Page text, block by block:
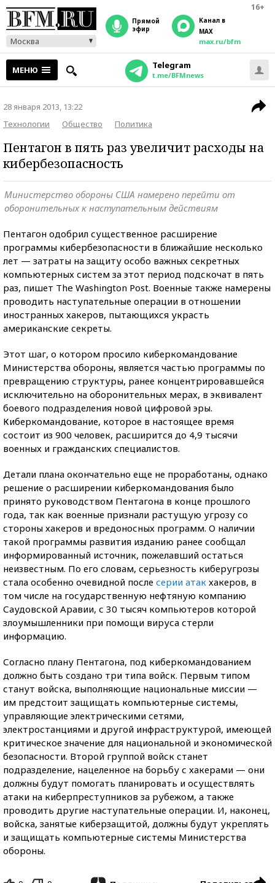
16+
Москва
прямой
эфир
Канал в
MAX
max.ru/bfm
МЕНЮ Telegram
t.me/BFMnews
28 января 2013, 13:22
Технологии
Общество Политика
Пентагон в пять раз увеличит расходы на
кибербезопасность
Министерство обороны США намерено перейти от
оборонительных к наступательным действиям
Пентагон одобрил существенное расширение
программы кибербезопасности в ближайшие несколько
лет — затраты на защиту особо важных секретных
компьютерных систем за этот период подскочат в пять
раз, пишет The Washington Post. Военные также намерены
проводить наступательные операции в отношении
иностранных хакеров, пытающихся украсть
американские секреты.
Этот шаг, о котором просило киберкомандование
Министерства обороны, является частью программы по
превращению структуры, ранее концентрировавшейся
исключительно на оборонительных мерах, в эквивалент
боевого подразделения новой цифровой эры.
Киберкомандование, которое в настоящее время
состоит из 900 человек, расширится до 4,9 тысячи
военных и гражданских специалистов.
Детали плана окончательно еще не проработаны, однако
решение о расширении киберкомандования было
принято руководством Пентагона в конце прошлого
года, так как военные признали растущую угрозу со
стороны хакеров и вредоносных программ. О наличии
такой программы развития изданию ранее сообщал
информированный источник, пожелавший остаться
неизвестным. По его словам, серьезность киберугрозы
стала особенно очевидной после серии атак хакеров, в
том числе на государственную нефтяную компанию
Саудовской Аравии, с 30 тысяч компьютеров которой
злоумышленники при помощи вируса стерли
информацию.
Согласно плану Пентагона, под киберкомандованием
должно быть создано три типа войск. Первым типом
станут войска, выполняющие национальные миссии —
им предстоит защищать компьютерные системы,
управляющие электрическими сетями,
электростанциями и другой инфраструктурой, имеющей
критическое значение для национальной и экономической
безопасности. Второй группой войск станет
подразделение, нацеленное на борьбу с хакерами — они
должны будут помогать планировать и осуществлять
атаки на киберпреступников за рубежом, а также
проводить другие наступательные операции. И, наконец,
войска, занятые киберзащитой, должны будут укреплять
и защищать компьютерные системы Министерства
обороны.